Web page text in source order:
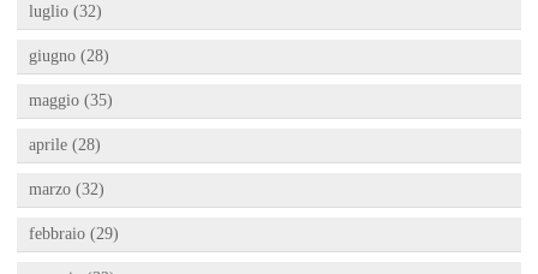
luglio (32)
giugno (28)
maggio (35)
aprile (28)
marzo (32)
febbraio (29)